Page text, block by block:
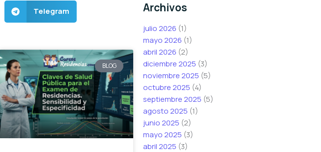
Telegram
BLOG
Archivos
julio 2026 (1)
mayo 2026 (1)
abril 2026 (2)
diciembre 2025 (3)
noviembre 2025 (5)
octubre 2025 (4)
septiembre 2025 (5)
agosto 2025 (1)
junio 2025 (2)
mayo 2025 (3)
abril 2025 (3)